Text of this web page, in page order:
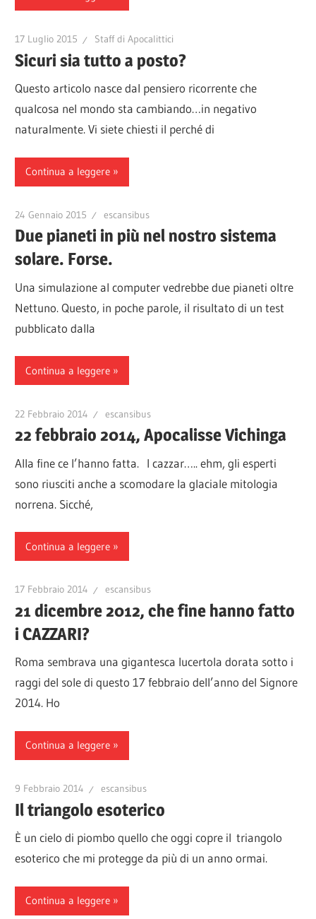
17 Luglio 2015 Staff di Apocalittici
Sicuri sia tutto a posto?
Questo articolo nasce dal pensiero ricorrente che
qualcosa nel mondo sta cambiando…in negativo
naturalmente. Vi siete chiesti il perché di
Continua a leggere
24 Gennaio 2015 escansibus
Due pianeti in più nel nostro sistema
solare. Forse.
Una simulazione al computer vedrebbe due pianeti oltre
Nettuno. Questo, in poche parole, il risultato di un test
pubblicato dalla
Continua a leggere
22 Febbraio 2014 escansibus
22 febbraio 2014, Apocalisse Vichinga
Alla fine ce l’hanno fatta. I cazzar….. ehm, gli esperti
sono riusciti anche a scomodare la glaciale mitologia
norrena. Sicché,
Continua a leggere
17 Febbraio 2014 escansibus
21 dicembre 2012, che fine hanno fatto
i CAZZARI?
Roma sembrava una gigantesca lucertola dorata sotto i
raggi del sole di questo 17 febbraio dell’anno del Signore
2014. Ho
Continua a leggere
9 Febbraio 2014 escansibus
Il triangolo esoterico
È un cielo di piombo quello che oggi copre il triangolo
esoterico che mi protegge da più di un anno ormai.
Continua a leggere